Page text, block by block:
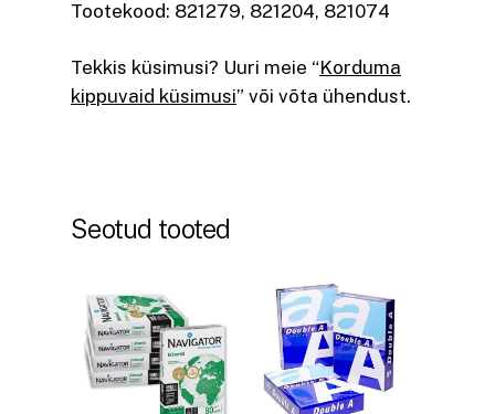
Tootekood: 821279, 821204, 821074
Tekkis küsimusi? Uuri meie “Korduma
kippuvaid küsimusi” või võta ühendust.
Seotud tooted